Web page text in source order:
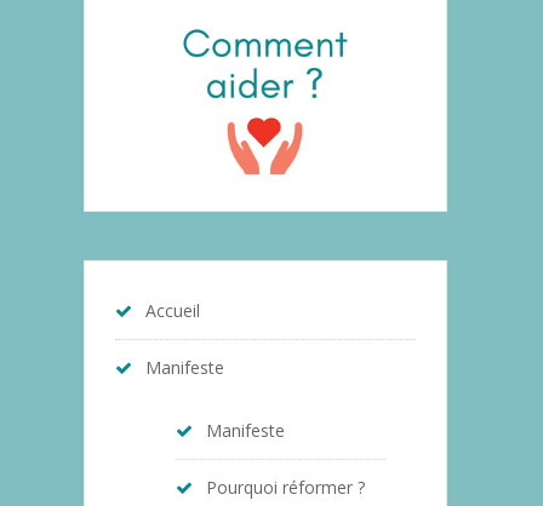
Accueil
Manifeste
Manifeste
Pourquoi réformer ?